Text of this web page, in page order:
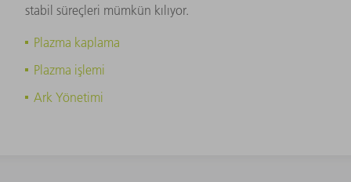
stabil süreçleri mümkün kılıyor.
Plazma kaplama
Plazma işlemi
Ark Yönetimi